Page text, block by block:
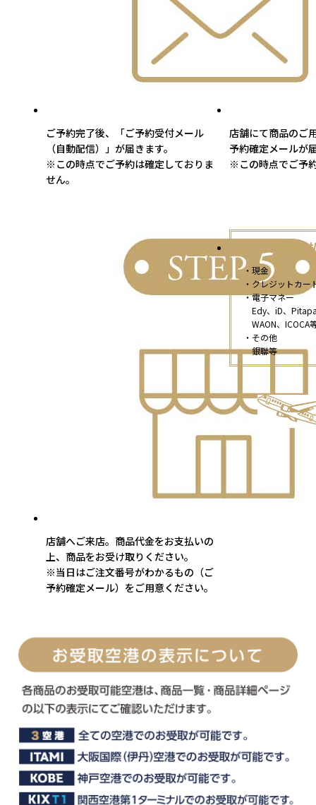
ご予約完了後、「ご予約受付メール
（自動配信）」が届きます。
※この時点でご予約は確定しておりま
せん。
店舗にて商品のご
予約確定メールが
※この時点でご予
店舗へご来店。商品代金をお支払いの
上、商品をお受け取りください。
※当日はご注文番号がわかるもの（ご
予約確定メール）をご用意ください。
【店頭
・現金
・クレジットカー
・電子マネー
Edy、iD、
WAON、ICOCA
・その他
銀聯等